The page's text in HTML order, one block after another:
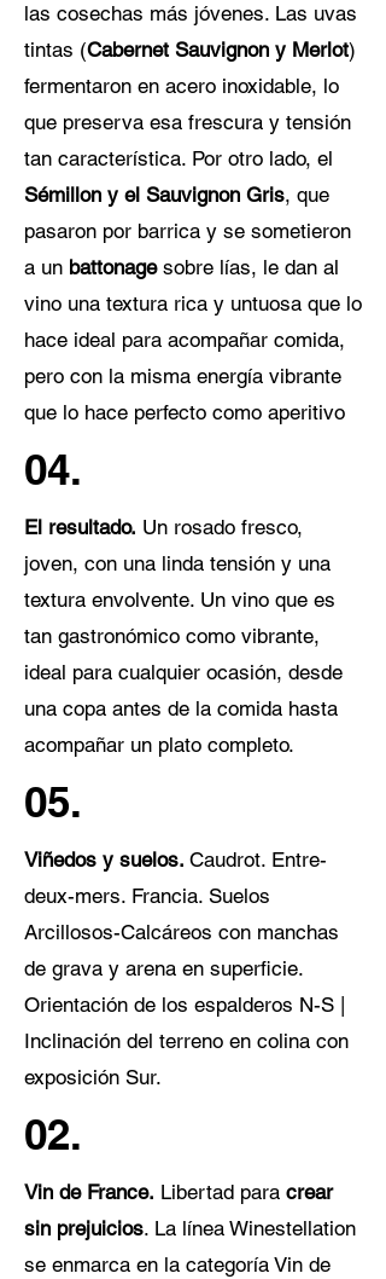
las cosechas más jóvenes. Las uvas
tintas (Cabernet Sauvignon y Merlot)
fermentaron en acero inoxidable, lo
que preserva esa frescura y tensión
tan característica. Por otro lado, el
Sémillon y el Sauvignon Gris, que
pasaron por barrica y se sometieron
a un battonage sobre lías, le dan al
vino una textura rica y untuosa que lo
hace ideal para acompañar comida,
pero con la misma energía vibrante
que lo hace perfecto como aperitivo
04.
El resultado. Un rosado fresco,
joven, con una linda tensión y una
textura envolvente. Un vino que es
tan gastronómico como vibrante,
ideal para cualquier ocasión, desde
una copa antes de la comida hasta
acompañar un plato completo.
05.
Viñedos y suelos. Caudrot. Entre-
deux-mers. Francia. Suelos
Arcillosos-Calcáreos con manchas
de grava y arena en superficie.
Orientación de los espalderos N-S |
Inclinación del terreno en colina con
exposición Sur.
02.
Vin de France. Libertad para crear
sin prejuicios. La línea Winestellation
se enmarca en la categoría Vin de